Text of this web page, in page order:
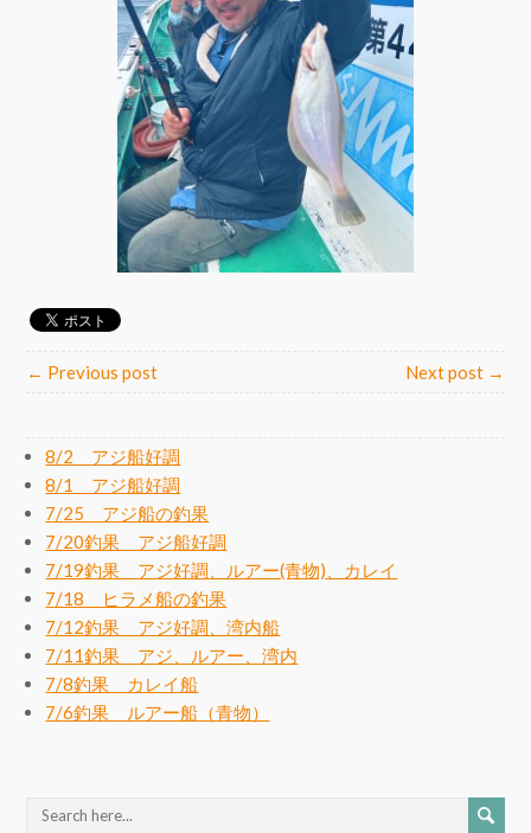
← Previous post Next post →
8/2 アジ船好調
8/1 アジ船好調
7/25 アジ船の釣果
7/20釣果 アジ船好調
7/19釣果 アジ好調、ルアー(青物)、カレイ
7/18 ヒラメ船の釣果
7/12釣果 アジ好調、湾内船
7/11釣果 アジ、ルアー、湾内
7/8釣果 カレイ船
7/6釣果 ルアー船（青物）